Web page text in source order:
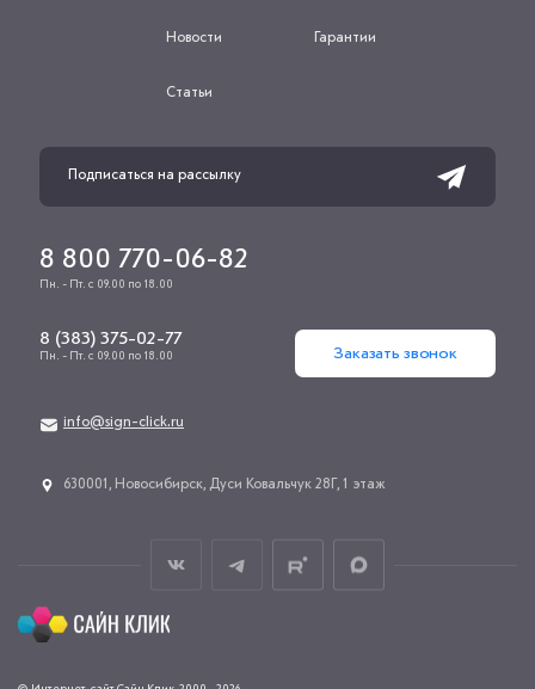
Новости
Статьи
Гарантии
8 800 770-06-82
Пн. - Пт. с 09.00 по 18.00
8 (383) 375-02-77
Пн. - Пт. с 09.00 по 18.00 Заказать звонок
info@sign-click.ru
​630001, Новосибирск, Дуси Ковальчук 28Г, 1 этаж